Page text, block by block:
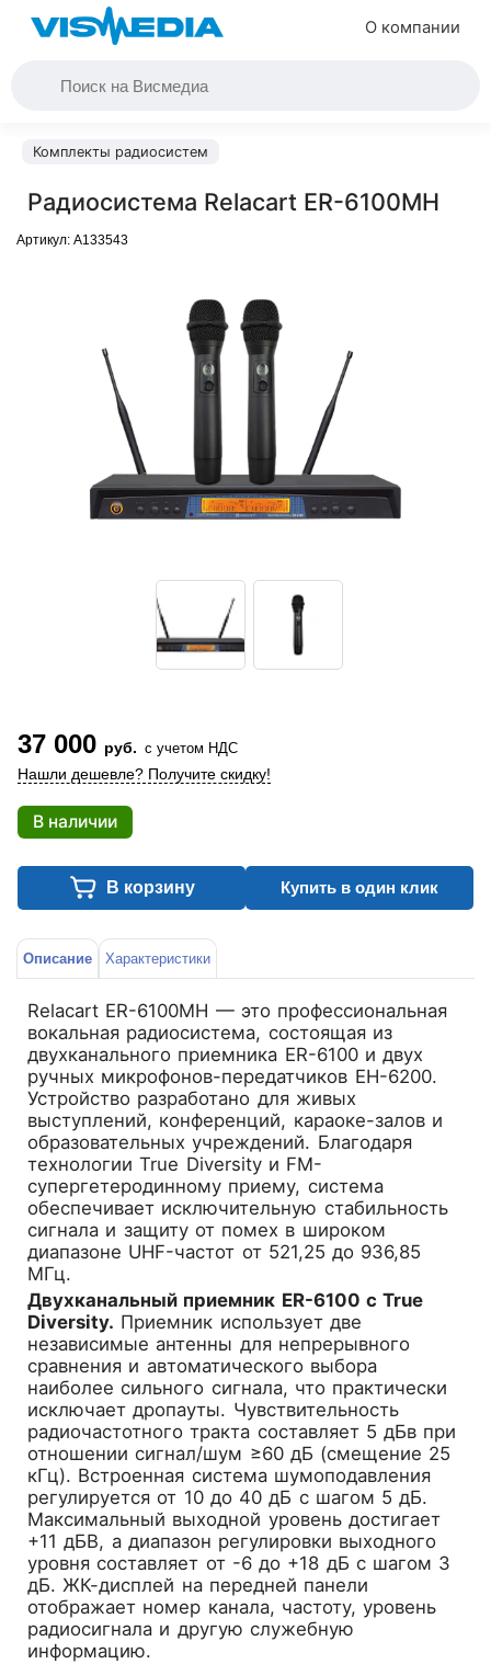
О компании
Комплекты радиосистем
Радиосистема Relacart ER-6100MH
Артикул: A133543
37 000 руб. с учетом НДС
Нашли дешевле? Получите скидку!
В наличии
В корзину Купить в один клик
Описание Характеристики
Relacart ER-6100MH — это профессиональная
вокальная радиосистема, состоящая из
двухканального приемника ER-6100 и двух
ручных микрофонов-передатчиков EH-6200.
Устройство разработано для живых
выступлений, конференций, караоке-залов и
образовательных учреждений. Благодаря
технологии True Diversity и FM-
супергетеродинному приему, система
обеспечивает исключительную стабильность
сигнала и защиту от помех в широком
диапазоне UHF-частот от 521,25 до 936,85
МГц.
Двухканальный приемник ER-6100 с True
Diversity. Приемник использует две
независимые антенны для непрерывного
сравнения и автоматического выбора
наиболее сильного сигнала, что практически
исключает дропауты. Чувствительность
радиочастотного тракта составляет 5 дБв при
отношении сигнал/шум ≥60 дБ (смещение 25
кГц). Встроенная система шумоподавления
регулируется от 10 до 40 дБ с шагом 5 дБ.
Максимальный выходной уровень достигает
+11 дБВ, а диапазон регулировки выходного
уровня составляет от -6 до +18 дБ с шагом 3
дБ. ЖК-дисплей на передней панели
отображает номер канала, частоту, уровень
радиосигнала и другую служебную
информацию.